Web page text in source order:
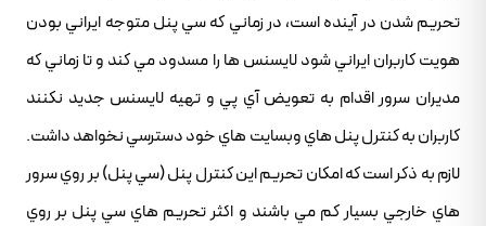
تحريم شدن در آينده است، در زماني که سي پنل متوجه ايراني بودن
هويت کاربران ايراني شود لايسنس ها را مسدود مي کند و تا زماني که
مديران سرور اقدام به تعويض آي پي و تهيه لايسنس جديد نکنند
کاربران به کنترل پنل هاي وبسايت هاي خود دسترسي نخواهد داشت.
لازم به ذکر است که امکان تحريم اين کنترل پنل (سي پنل) بر روي سرور
هاي خارجي بسيار کم مي باشند و اکثر تحريم هاي سي پنل بر روي